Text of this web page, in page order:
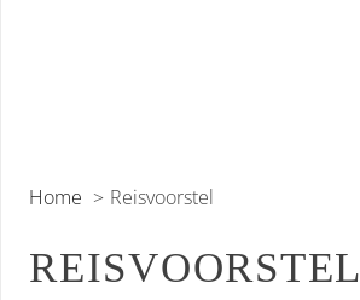
Home Reisvoorstel
REISVOORSTEL